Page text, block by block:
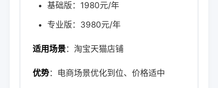
基础版：1980元/年
专业版：3980元/年
适用场景：淘宝天猫店铺
优势：电商场景优化到位、价格适中